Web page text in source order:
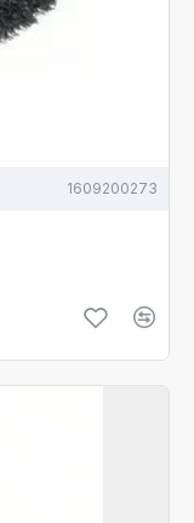
1609200273